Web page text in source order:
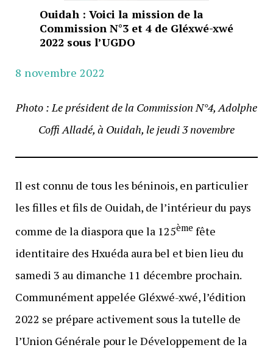
Ouidah : Voici la mission de la
Commission N°3 et 4 de Gléxwé-xwé
2022 sous l’UGDO
8 novembre 2022
Photo : Le président de la Commission N°4, Adolphe
Coffi Alladé, à Ouidah, le jeudi 3 novembre
Il est connu de tous les béninois, en particulier
les filles et fils de Ouidah, de l’intérieur du pays
comme de la diaspora que la 125ème fête
identitaire des Hxuéda aura bel et bien lieu du
samedi 3 au dimanche 11 décembre prochain.
Communément appelée Gléxwé-xwé, l’édition
2022 se prépare activement sous la tutelle de
l’Union Générale pour le Développement de la